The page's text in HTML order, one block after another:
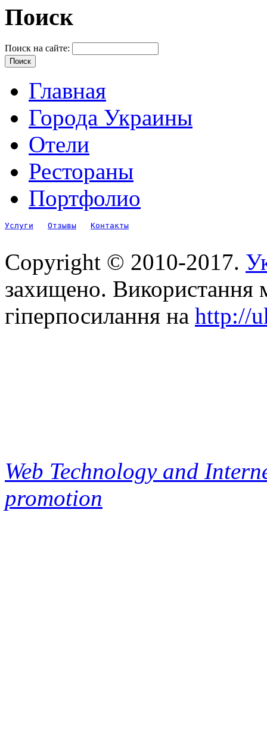
Поиск
Поиск на сайте:
Главная
Города Украины
Отели
Рестораны
Портфолио
Услуги Отзывы Контакты
Copyright © 2010-2017.
захищено. Використання
гіперпосилання на http://
Web Technology and
promotion